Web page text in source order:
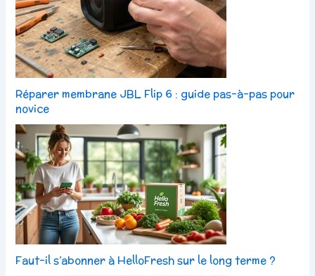
Réparer membrane JBL Flip 6 : guide pas-à-pas pour
novice
Faut-il s’abonner à HelloFresh sur le long terme ?